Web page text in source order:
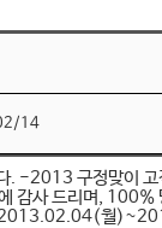
14
. -2013 구정맞이
감사 드리며, 100%
: 2013.02.04(월